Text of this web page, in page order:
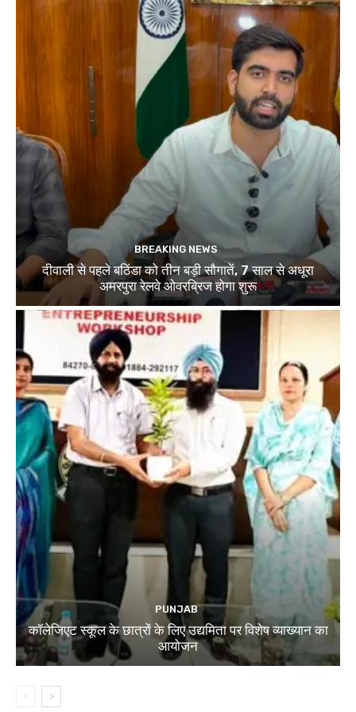
BREAKING NEWS
दीवाली से पहले बठिंडा को तीन बड़ी सौगातें, 7 साल से अधूरा
अमरपुरा रेलवे ओवरब्रिज होगा शुरू
PUNJAB
कॉलेजिएट स्कूल के छात्रों के लिए उद्यमिता पर विशेष व्याख्यान का
आयोजन